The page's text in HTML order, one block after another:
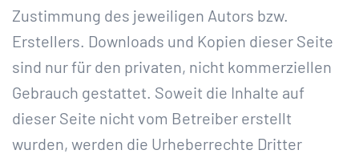
Zustimmung des jeweiligen Autors bzw.
Erstellers. Downloads und Kopien dieser Seite
sind nur für den privaten, nicht kommerziellen
Gebrauch gestattet. Soweit die Inhalte auf
dieser Seite nicht vom Betreiber erstellt
wurden, werden die Urheberrechte Dritter